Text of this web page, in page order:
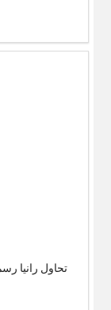
تحاول رانيا